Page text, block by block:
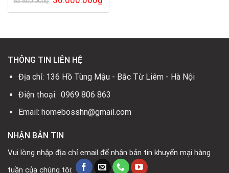
gốc
là:
hiện
tại
THÔNG TIN LIÊN HỆ
Địa chỉ: 136 Hồ Tùng Mậu - Bắc Từ Liêm - Hà Nội
Điện thoại: 0969 806 863
Email: homebosshn@gmail.com
NHẬN BẢN TIN
Vui lòng nhập địa chỉ email để nhận bản tin khuyến mại hàng
tuần của chúng tôi: